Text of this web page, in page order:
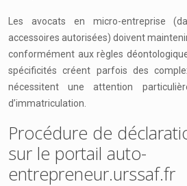
Les avocats en micro-entreprise
accessoires autorisées) doivent
conformément aux règles
spécificités créent parfois des
nécessitent une attention
d’immatriculation.
Procédure de
sur le portail auto-
entrepreneur.urssaf.fr